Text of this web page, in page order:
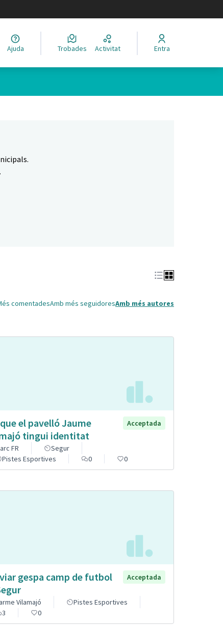
el idioma
Ajuda Trobades Activitat Entra
comentadesAmb més seguidoresAmb més autores
el pavelló Jaume
tingui identitat
Acceptada
FR
Segur
Pistes Esportives
0 0
gespa camp de futbol
Acceptada
Vilamajó
Pistes Esportives
3
0